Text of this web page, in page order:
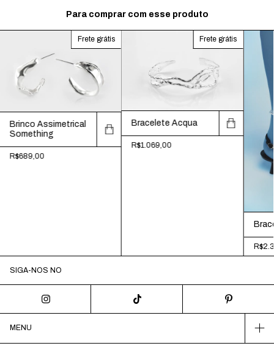
Para comprar com esse produto
Frete grátis
Brinco Assimetrical
Something
R$689,00
Frete grátis
Bracelete Acqua
R$1.069,00
SIGA-NOS NO
MENU